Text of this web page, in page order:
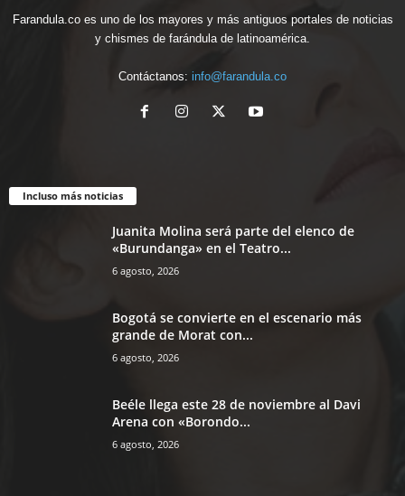
Farandula.co es uno de los mayores y más antiguos portales de noticias
y chismes de farándula de latinoamérica.
Contáctanos: info@farandula.co
Incluso más noticias
Juanita Molina será parte del elenco de
«Burundanga» en el Teatro...
6 agosto, 2026
Bogotá se convierte en el escenario más
grande de Morat con...
6 agosto, 2026
Beéle llega este 28 de noviembre al Davi
Arena con «Borondo...
6 agosto, 2026